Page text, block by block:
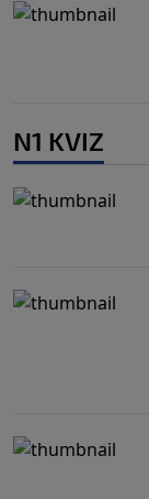
N1 KVIZ